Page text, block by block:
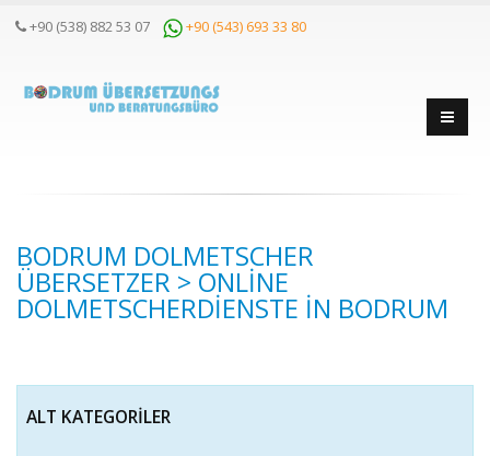
+90 (538) 882 53 07 +90 (543) 693 33 80
BODRUM DOLMETSCHER
ÜBERSETZER > ONLINE
DOLMETSCHERDIENSTE IN BODRUM
ALT KATEGORILER